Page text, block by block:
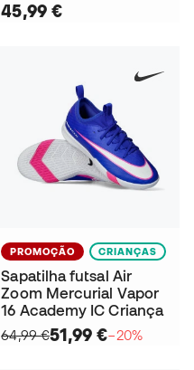
45,99 €
PROMOÇÃO CRIANÇAS
Sapatilha futsal Air
Zoom Mercurial Vapor
16 Academy IC Criança
64,99 €51,99 €−20%